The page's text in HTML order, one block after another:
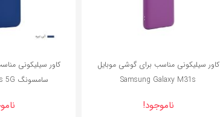
کاور سیلیکونی مناسب برای گوشی موبایل
Samsung Galaxy M31s
ناموجود!
کاور سیلیکونی
سامسونگ Galaxy S22 Plus 5G